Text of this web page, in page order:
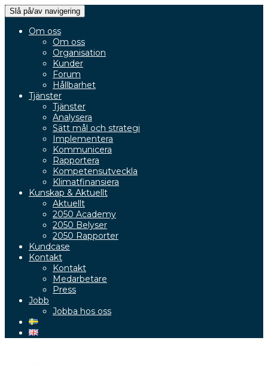
Slå på/av navigering
Om oss
Om oss
Organisation
Kunder
Forum
Hållbarhet
Tjänster
Tjänster
Analysera
Sätt mål och strategi
Implementera
Kommunicera
Rapportera
Kompetensutveckla
Klimatfinansiera
Kunskap & Aktuellt
Aktuellt
2050 Academy
2050 Belyser
2050 Rapporter
Kundcase
Kontakt
Kontakt
Medarbetare
Press
Jobb
Jobba hos oss